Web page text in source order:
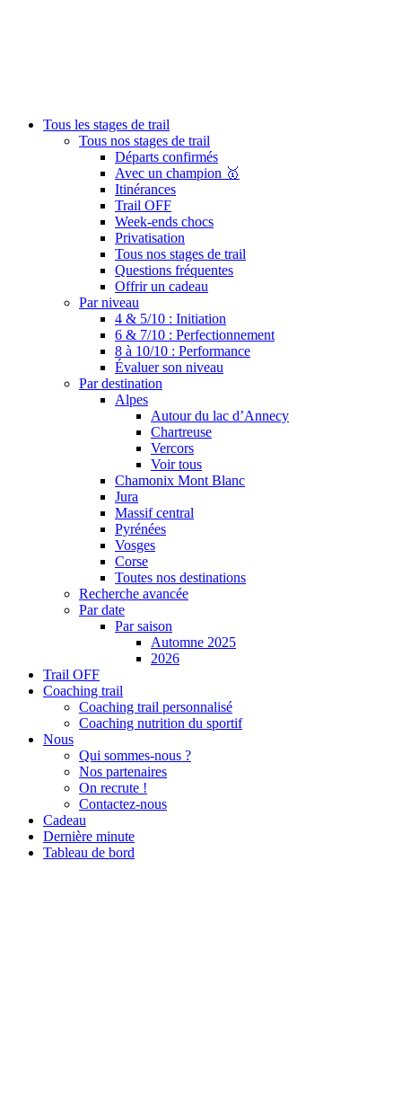
Tous les stages de trail
Tous nos stages de trail
Départs confirmés
Avec un champion 🥇
Itinérances
Trail OFF
Week-ends chocs
Privatisation
Tous nos stages de trail
Questions fréquentes
Offrir un cadeau
Par niveau
4 & 5/10 : Initiation
6 & 7/10 : Perfectionnement
8 à 10/10 : Performance
Évaluer son niveau
Par destination
Alpes
Autour du lac d’Annecy
Chartreuse
Vercors
Voir tous
Chamonix Mont Blanc
Jura
Massif central
Pyrénées
Vosges
Corse
Toutes nos destinations
Recherche avancée
Par date
Par saison
Automne 2025
2026
Trail OFF
Coaching trail
Coaching trail personnalisé
Coaching nutrition du sportif
Nous
Qui sommes-nous ?
Nos partenaires
On recrute !
Contactez-nous
Cadeau
Dernière minute
Tableau de bord